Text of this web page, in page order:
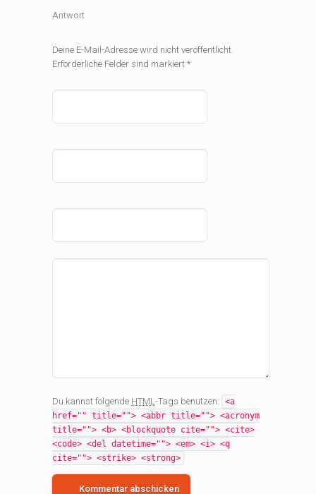
Antwort
Deine E-Mail-Adresse wird nicht veröffentlicht.
Erforderliche Felder sind markiert *
Du kannst folgende HTML-Tags benutzen:
<a
href="" title=""> <abbr title=""> <acronym
title=""> <b> <blockquote cite=""> <cite>
<code> <del datetime=""> <em> <i> <q
cite=""> <strike> <strong>